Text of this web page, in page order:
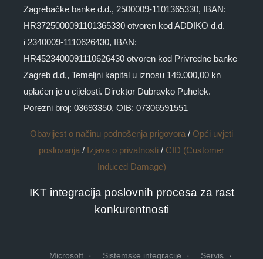
Zagrebačke banke d.d., 2500009-1101365330, IBAN:
HR3725000091101365330 otvoren kod ADDIKO d.d.
i 2340009-1110626430, IBAN:
HR4523400091110626430 otvoren kod Privredne banke
Zagreb d.d., Temeljni kapital u iznosu 149.000,00 kn
uplaćen je u cijelosti. Direktor Dubravko Puhelek.
Porezni broj: 03693350, OIB: 07306591551
Obavijest o načinu podnošenja prigovora / Opći uvjeti
poslovanja / Izjava o privatnosti / CID (Customer
Induced Damage)
IKT integracija poslovnih procesa za rast
konkurentnosti
Microsoft Sistemske integracije Servis